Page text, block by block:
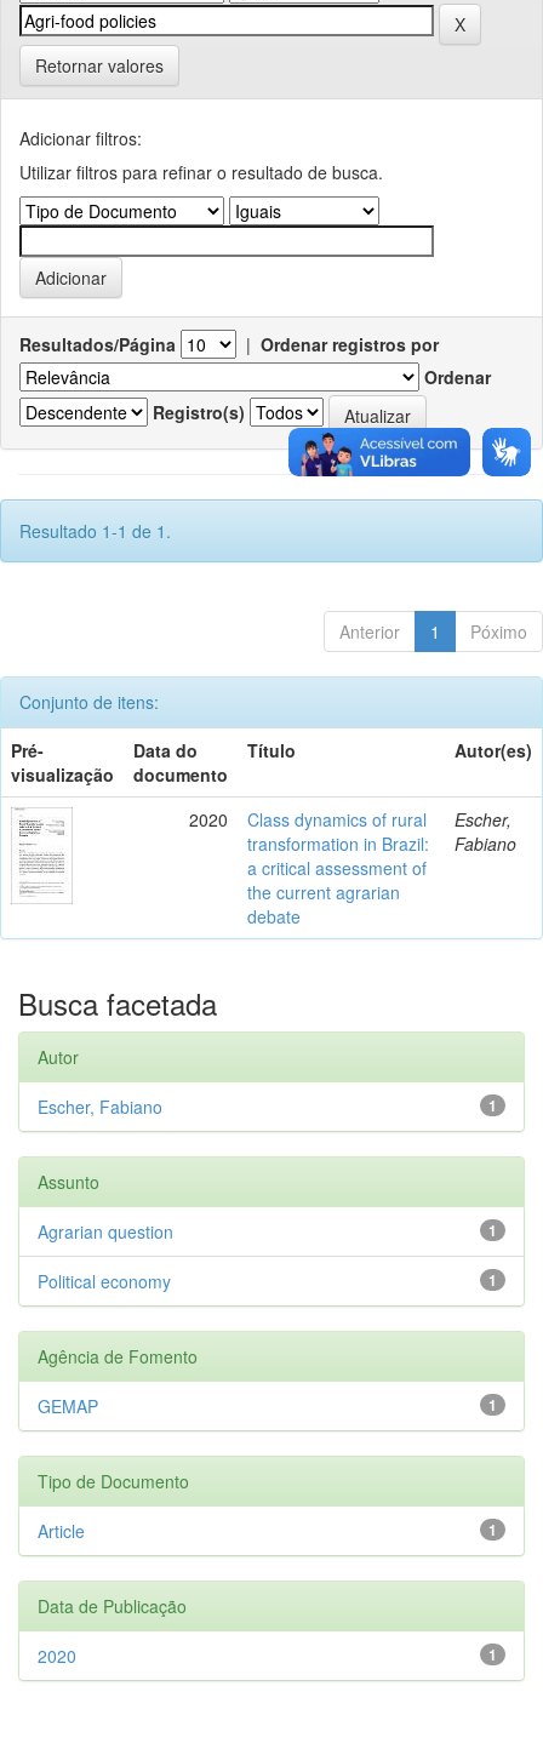
Retornar valores
Adicionar filtros:
Utilizar filtros para refinar o resultado de busca.
Resultados/Página | Ordenar registros por
Ordenar
Registro(s)
Resultado 1-1 de 1.
Anterior 1 Póximo
Conjunto de itens:
Pré-
visualização
Data do
documento
Título Autor(es)
2020
Class dynamics of rural
transformation in Brazil:
a critical assessment of
the current agrarian
debate
Escher,
Fabiano
Busca facetada
Autor
1
Escher, Fabiano
Assunto
1
Agrarian question
1
Political economy
Agência de Fomento
1
GEMAP
Tipo de Documento
1
Article
Data de Publicação
1
2020